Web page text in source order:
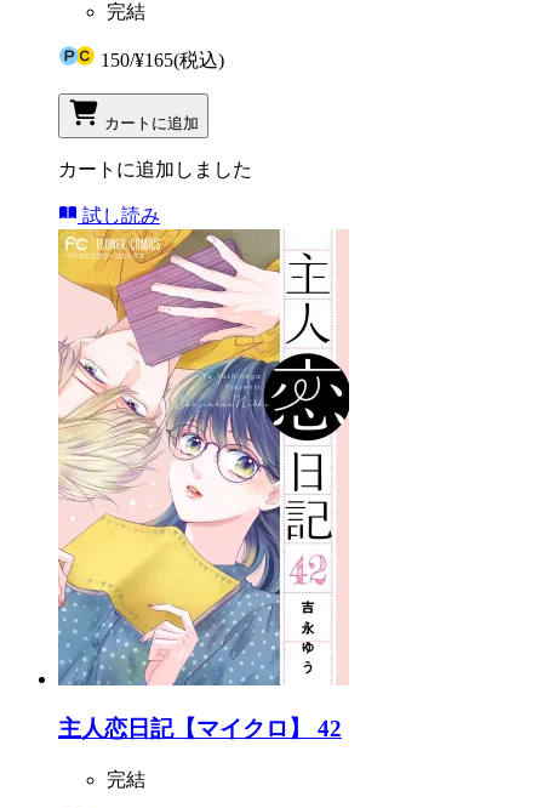
完結
150/¥165(税込)
カートに追加
カートに追加しました
試し読み
主人恋日記【マイクロ】 42
完結